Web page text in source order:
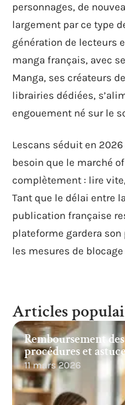
personnages, de
largement par ce type
génération de lecteurs
manga français, avec
Manga, ses créateurs
librairies dédiées,
engouement né sur le
Lescans séduit en
besoin que le marché
complètement : lire
Tant que le délai entre
publication française
plateforme gardera
les mesures de
Articles
Remboursement
procédures et
11 mars 2026